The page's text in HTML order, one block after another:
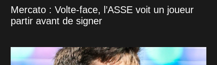
Mercato : Volte-face, l’ASSE voit un joueur
partir avant de signer